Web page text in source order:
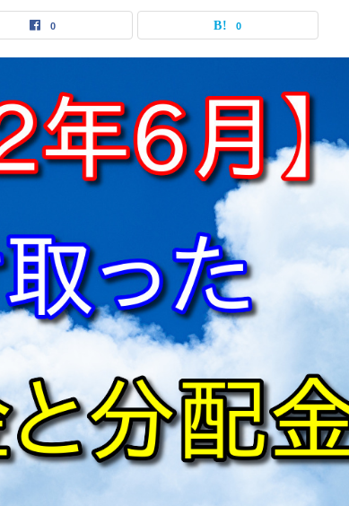
0 0